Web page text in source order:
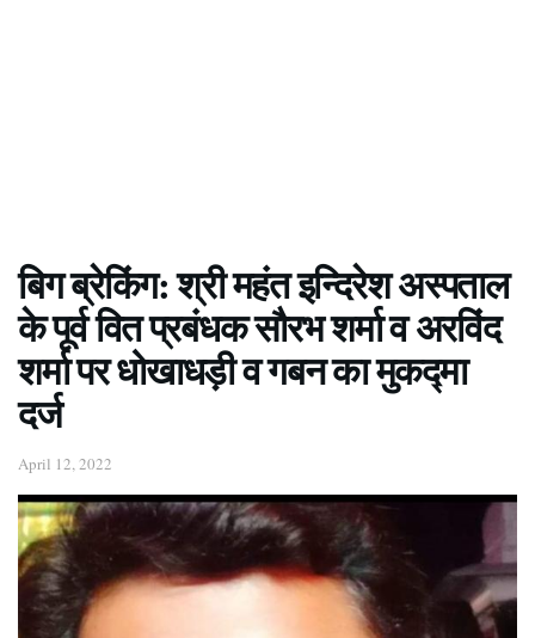
बिग ब्रेकिंग: श्री महंत इन्दिरेश अस्पताल
के पूर्व वित प्रबंधक सौरभ शर्मा व अरविंद
शर्मा पर धोखाधड़ी व गबन का मुकद्मा
दर्ज
April 12, 2022